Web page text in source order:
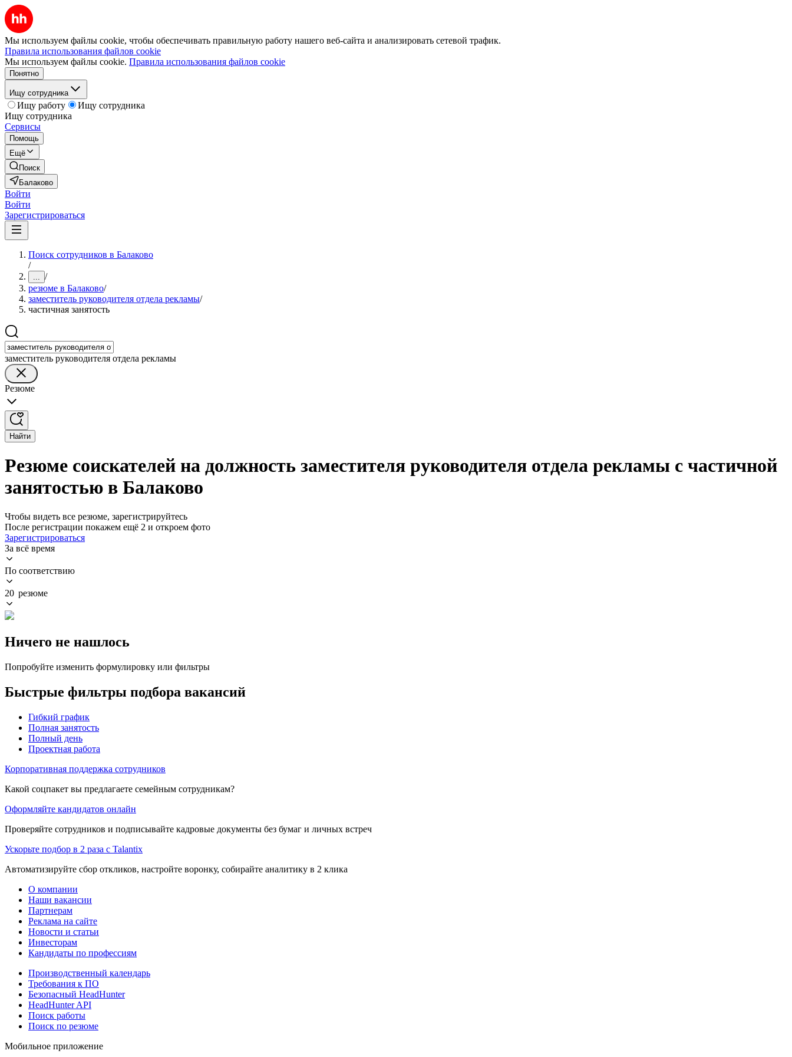
Мы используем файлы cookie, чтобы обеспечивать правильную работу нашего веб-сайта и анализировать сетевой трафик.
Правила использования файлов cookie
Мы используем файлы cookie. Правила использования файлов cookie
Понятно
Ищу сотрудника
Ищу работу
Ищу сотрудника
Ищу сотрудника
Сервисы
Помощь
Ещё
Поиск
Балаково
Войти
Войти
Зарегистрироваться
Поиск сотрудников в Балаково
/
... /
резюме в Балаково/
заместитель руководителя отдела рекламы/
частичная занятость
заместитель руководителя отдела рекламы
Резюме
Найти
Резюме соискателей на должность заместителя руководителя отдела рекламы с частичной
занятостью в Балаково
Чтобы видеть все резюме, зарегистрируйтесь
После регистрации покажем ещё 2 и откроем фото
Зарегистрироваться
За всё время
По соответствию
20 резюме
Ничего не нашлось
Попробуйте изменить формулировку или фильтры
Быстрые фильтры подбора вакансий
Гибкий график
Полная занятость
Полный день
Проектная работа
Корпоративная поддержка сотрудников
Какой соцпакет вы предлагаете семейным сотрудникам?
Оформляйте кандидатов онлайн
Проверяйте сотрудников и подписывайте кадровые документы без бумаг и личных встреч
Ускорьте подбор в 2 раза с Talantix
Автоматизируйте сбор откликов, настройте воронку, собирайте аналитику в 2 клика
О компании
Наши вакансии
Партнерам
Реклама на сайте
Новости и статьи
Инвесторам
Кандидаты по профессиям
Производственный календарь
Требования к ПО
Безопасный HeadHunter
HeadHunter API
Поиск работы
Поиск по резюме
Мобильное приложение